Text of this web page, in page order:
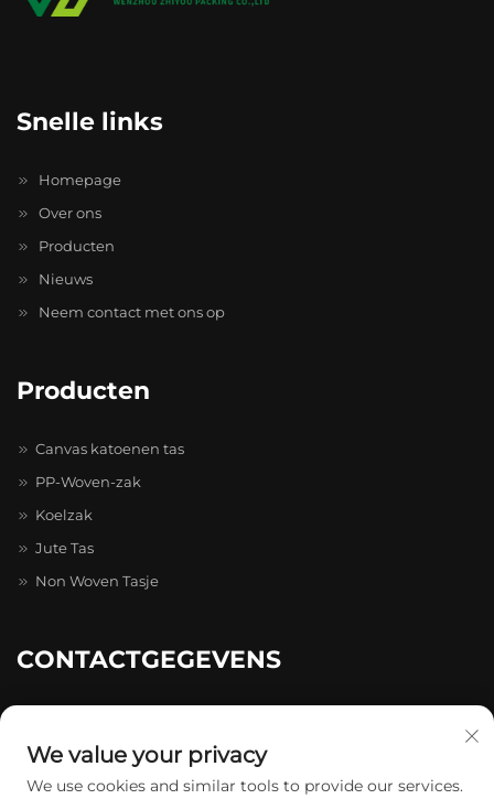
Snelle links
Homepage
Over ons
Producten
Nieuws
Neem contact met ons op
Producten
Canvas katoenen tas
PP-Woven-zak
Koelzak
Jute Tas
Non Woven Tasje
CONTACTGEGEVENS
Ave., Longgang
+86-13174934862
We value your privacy
We use cookies and similar tools to provide our services.